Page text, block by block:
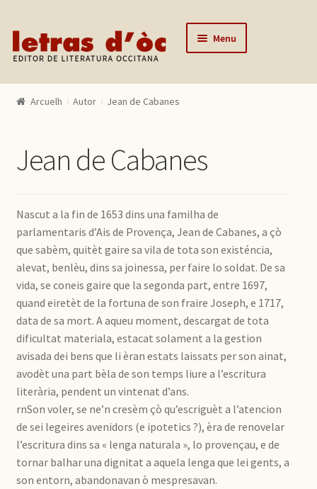
Skip to navigation
Skip to content Menu
Catalògue
Actualitats
Contactar
Mon compte
Arcuelh Autor Jean de Cabanes
Jean de Cabanes
Nascut a la fin de 1653 dins una familha de
parlamentaris d’Ais de Provença, Jean de Cabanes, a çò
que sabèm, quitèt gaire sa vila de tota son existéncia,
alevat, benlèu, dins sa joinessa, per faire lo soldat. De sa
vida, se coneis gaire que la segonda part, entre 1697,
quand eiretèt de la fortuna de son fraire Joseph, e 1717,
data de sa mort. A aqueu moment, descargat de tota
dificultat materiala, estacat solament a la gestion
avisada dei bens que li èran estats laissats per son ainat,
avodèt una part bèla de son temps liure a l’escritura
literària, pendent un vintenat d’ans.
rnSon voler, se ne’n cresèm çò qu’escriguèt a l’atencion
de sei legeires avenidors (e ipotetics ?), èra de renovelar
l’escritura dins sa « lenga naturala », lo provençau, e de
tornar balhar una dignitat a aquela lenga que lei gents, a
son entorn, abandonavan ò mespresavan.